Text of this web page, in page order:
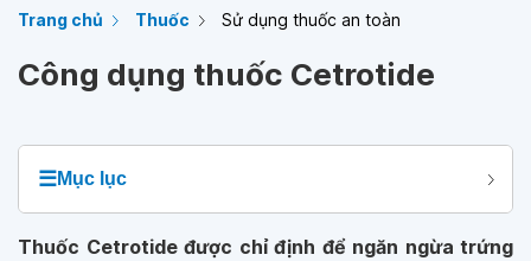
Trang chủ Thuốc Sử dụng thuốc an toàn
Công dụng thuốc Cetrotide
☰Mục lục
Thuốc Cetrotide được chỉ định để ngăn ngừa trứng